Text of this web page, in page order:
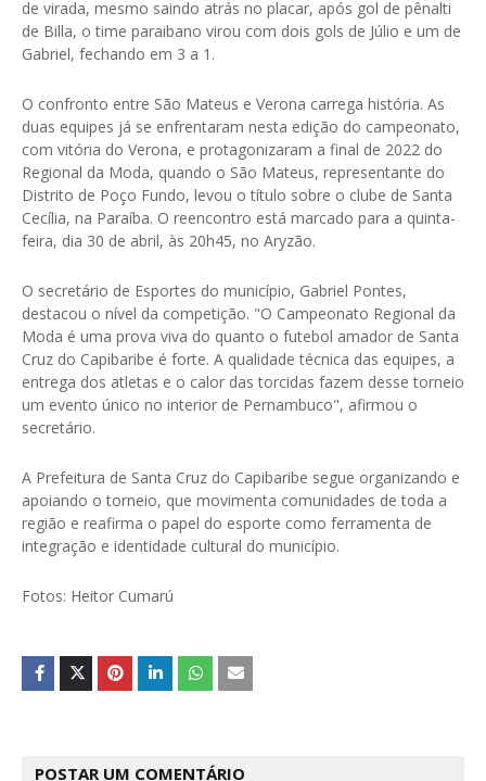
de virada, mesmo saindo atrás no placar, após gol de pênalti
de Billa, o time paraibano virou com dois gols de Júlio e um de
Gabriel, fechando em 3 a 1.
O confronto entre São Mateus e Verona carrega história. As
duas equipes já se enfrentaram nesta edição do campeonato,
com vitória do Verona, e protagonizaram a final de 2022 do
Regional da Moda, quando o São Mateus, representante do
Distrito de Poço Fundo, levou o título sobre o clube de Santa
Cecília, na Paraíba. O reencontro está marcado para a quinta-
feira, dia 30 de abril, às 20h45, no Aryzão.
O secretário de Esportes do município, Gabriel Pontes,
destacou o nível da competição. "O Campeonato Regional da
Moda é uma prova viva do quanto o futebol amador de Santa
Cruz do Capibaribe é forte. A qualidade técnica das equipes, a
entrega dos atletas e o calor das torcidas fazem desse torneio
um evento único no interior de Pernambuco", afirmou o
secretário.
A Prefeitura de Santa Cruz do Capibaribe segue organizando e
apoiando o torneio, que movimenta comunidades de toda a
região e reafirma o papel do esporte como ferramenta de
integração e identidade cultural do município.
Fotos: Heitor Cumarú
POSTAR UM COMENTÁRIO